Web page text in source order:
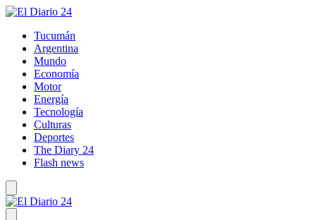
Tucumán
Argentina
Mundo
Economía
Motor
Energía
Tecnología
Culturas
Deportes
The Diary 24
Flash news